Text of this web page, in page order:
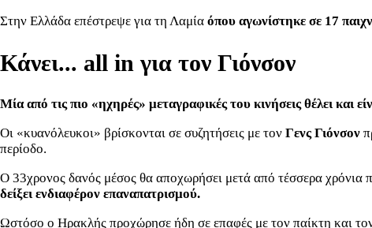
Στην Ελλάδα επέστρεψε για τη Λαμία όπου αγωνίστηκε σε 17
Κάνει... all in για τον Γιόνσον
Μία από τις πιο «ηχηρές» μεταγραφικές του κινήσεις θέλει και
Οι «κυανόλευκοι» βρίσκονται σε συζητήσεις με τον Γενς Γιόνσον
περίοδο.
Ο 33χρονος δανός μέσος θα αποχωρήσει μετά από τέσσερα χρόνια
δείξει ενδιαφέρον επαναπατρισμού.
Ωστόσο ο Ηρακλής προχώρησε ήδη σε επαφές με τον παίκτη και